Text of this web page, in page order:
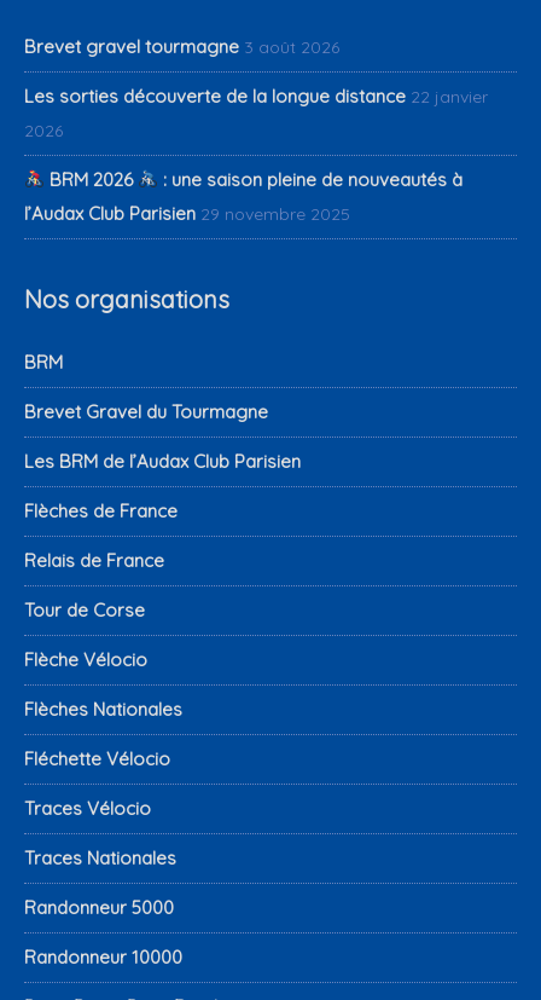
Brevet gravel tourmagne 3 août 2026
Les sorties découverte de la longue distance 22 janvier
2026
BRM 2026
: une saison pleine de nouveautés à
l’Audax Club Parisien 29 novembre 2025
Nos organisations
BRM
Brevet Gravel du Tourmagne
Les BRM de l’Audax Club Parisien
Flèches de France
Relais de France
Tour de Corse
Flèche Vélocio
Flèches Nationales
Fléchette Vélocio
Traces Vélocio
Traces Nationales
Randonneur 5000
Randonneur 10000